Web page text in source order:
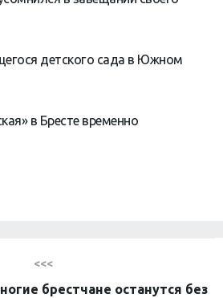
детского сада в Южном
в Бресте временно
<<<
брестчане останутся без